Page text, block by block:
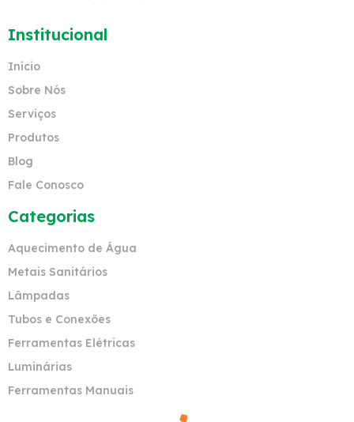
Institucional
Início
Sobre Nós
Serviços
Produtos
Blog
Fale Conosco
Categorias
Aquecimento de Água
Metais Sanitários
Lâmpadas
Tubos e Conexões
Ferramentas Elétricas
Luminárias
Ferramentas Manuais